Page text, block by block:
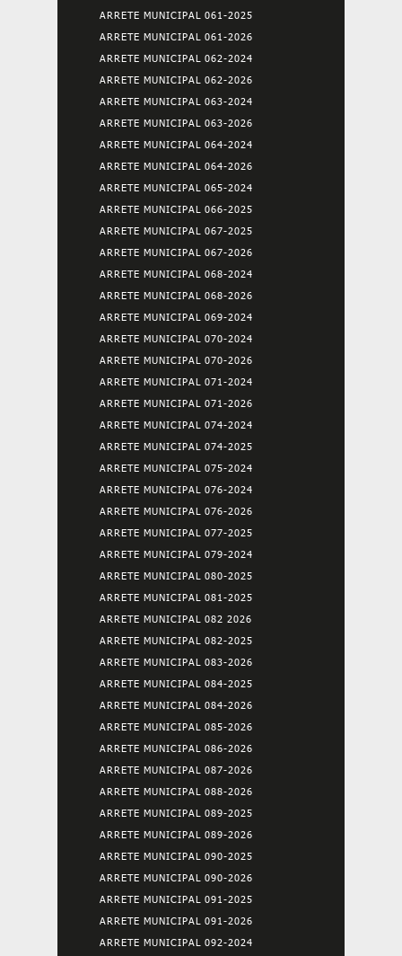
ARRETE MUNICIPAL 061-2025
ARRETE MUNICIPAL 061-2026
ARRETE MUNICIPAL 062-2024
ARRETE MUNICIPAL 062-2026
ARRETE MUNICIPAL 063-2024
ARRETE MUNICIPAL 063-2026
ARRETE MUNICIPAL 064-2024
ARRETE MUNICIPAL 064-2026
ARRETE MUNICIPAL 065-2024
ARRETE MUNICIPAL 066-2025
ARRETE MUNICIPAL 067-2025
ARRETE MUNICIPAL 067-2026
ARRETE MUNICIPAL 068-2024
ARRETE MUNICIPAL 068-2026
ARRETE MUNICIPAL 069-2024
ARRETE MUNICIPAL 070-2024
ARRETE MUNICIPAL 070-2026
ARRETE MUNICIPAL 071-2024
ARRETE MUNICIPAL 071-2026
ARRETE MUNICIPAL 074-2024
ARRETE MUNICIPAL 074-2025
ARRETE MUNICIPAL 075-2024
ARRETE MUNICIPAL 076-2024
ARRETE MUNICIPAL 076-2026
ARRETE MUNICIPAL 077-2025
ARRETE MUNICIPAL 079-2024
ARRETE MUNICIPAL 080-2025
ARRETE MUNICIPAL 081-2025
ARRETE MUNICIPAL 082 2026
ARRETE MUNICIPAL 082-2025
ARRETE MUNICIPAL 083-2026
ARRETE MUNICIPAL 084-2025
ARRETE MUNICIPAL 084-2026
ARRETE MUNICIPAL 085-2026
ARRETE MUNICIPAL 086-2026
ARRETE MUNICIPAL 087-2026
ARRETE MUNICIPAL 088-2026
ARRETE MUNICIPAL 089-2025
ARRETE MUNICIPAL 089-2026
ARRETE MUNICIPAL 090-2025
ARRETE MUNICIPAL 090-2026
ARRETE MUNICIPAL 091-2025
ARRETE MUNICIPAL 091-2026
ARRETE MUNICIPAL 092-2024